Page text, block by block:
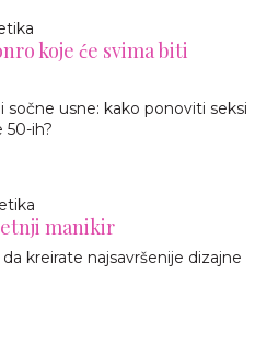
koje će svima biti
sočne usne: kako ponoviti seksi
ih?
manikir
kreirate najsavršenije dizajne